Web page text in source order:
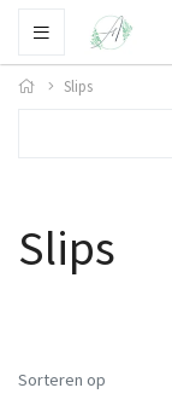
Slips
Slips
Sorteren op